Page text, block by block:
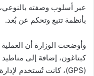
عبر أسلوب وصفته
بأنظمة تتبع وتحكم عن بُعد.
كبتاغون، إضافة إلى مناطيد
(GPS)، كانت تُستخدم لإدارة مسارها وتوجيهها عن بُعد.